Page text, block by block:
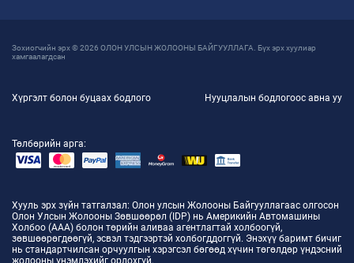
Зохиогчийн эрх © 2026 ОЛОН УЛСЫН ЖОЛООНЫ БАЙГУУЛЛАГА. Бүх эрх хуулиар
хамгаалагдсан
Хүргэлт болон буцаах бодлого Нууцлалын бодлогоос авна уу
Төлбөрийн арга:
Хууль эрх зүйн татгалзал: Олон улсын Жолооны Байгууллагаас олгосон
Олон Улсын Жолооны Зөвшөөрөл (IDP) нь Америкийн Автомашины
Холбоо (AAA) болон төрийн аливаа агентлагтай холбоогүй,
зөвшөөрөгдөөгүй, эсвэл тэдгээртэй холбогддоггүй. Энэхүү баримт бичиг
нь стандартчилсан орчуулгын хэрэгсэл бөгөөд хүчин төгөлдөр үндэсний
жолооны үнэмлэхийг орлохгүй.